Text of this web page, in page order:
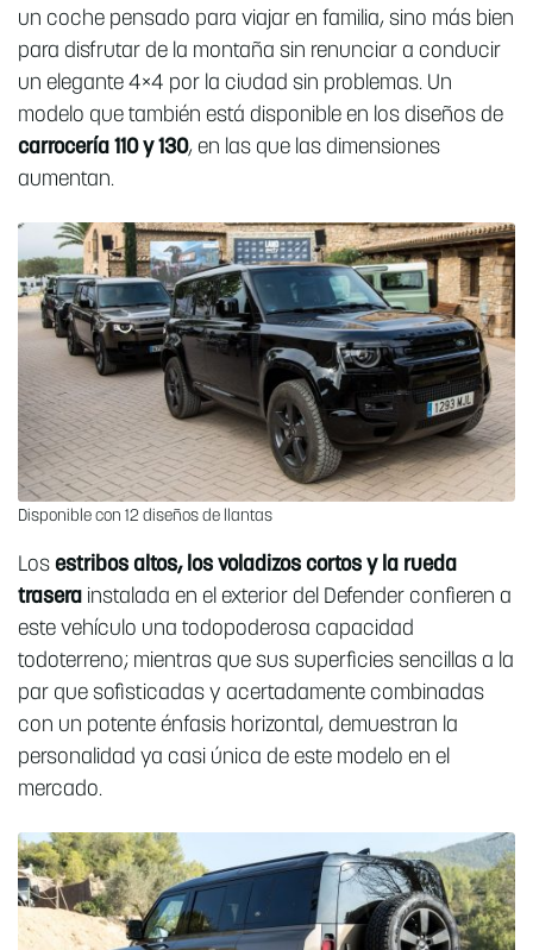
un coche pensado para viajar en familia, sino más bien
para disfrutar de la montaña sin renunciar a conducir
un elegante 4×4 por la ciudad sin problemas. Un
modelo que también está disponible en los diseños de
carrocería 110 y 130, en las que las dimensiones
aumentan.
Disponible con 12 diseños de llantas
Los estribos altos, los voladizos cortos y la rueda
trasera instalada en el exterior del Defender confieren a
este vehículo una todopoderosa capacidad
todoterreno; mientras que sus superficies sencillas a la
par que sofisticadas y acertadamente combinadas
con un potente énfasis horizontal, demuestran la
personalidad ya casi única de este modelo en el
mercado.